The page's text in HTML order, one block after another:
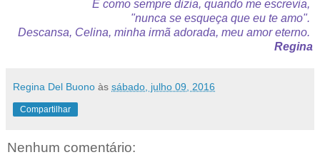
E como sempre dizia, quando me escrevia,
"nunca se esqueça que eu te amo".
Descansa, Celina, minha irmã adorada, meu amor eterno.
Regina
Regina Del Buono às sábado, julho 09, 2016
Compartilhar
Nenhum comentário: